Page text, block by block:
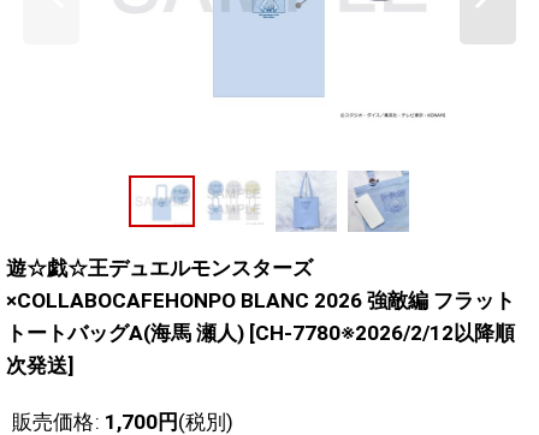
遊☆戯☆王デュエルモンスターズ
×COLLABOCAFEHONPO BLANC 2026 強敵編 フラット
トートバッグA(海馬 瀬人) [CH-7780※2026/2/12以降順
次発送]
販売価格: 1,700円 (税別)